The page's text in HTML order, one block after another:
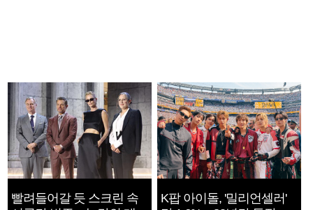
빨려들어갈 듯 스크린 속
K팝 아이돌, '밀리언셀러'